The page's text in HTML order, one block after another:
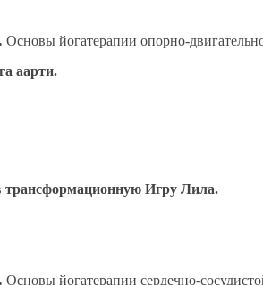
Основы йогатерапии опорно-
аарти.
трансформационную Игру Лила.
Основы йогатерапии сердечно-